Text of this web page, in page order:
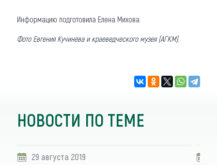
Информацию подготовила Елена Михова.
Фото Евгения Кучинева и краеведческого музея (АГКМ).
НОВОСТИ ПО ТЕМЕ
29 августа 2019